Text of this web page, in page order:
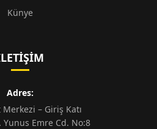
Künye
Adres:
– Giriş Katı
Yunus Emre Cd. No:8